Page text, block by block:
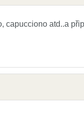
capucciono atd..a